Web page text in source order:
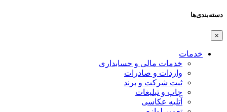
دسته‌بندی‌ها
×
خدمات
خدمات مالی و حسابداری
واردات و صادرات
ثبت شرکت و برند
چاپ و تبلیغات
آتلیه عکاسی